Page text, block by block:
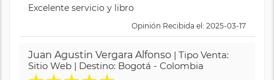
Excelente servicio y libro
Opinión Recibida el: 2025-03-17
Juan Agustin Vergara Alfonso | Tipo Venta:
Sitio Web | Destino: Bogotá - Colombia